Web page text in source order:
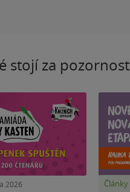
stojí za pozornost
2026 Články